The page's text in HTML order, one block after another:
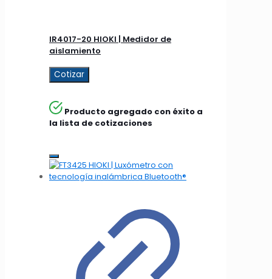
IR4017-20 HIOKI | Medidor de
aislamiento
Cotizar
Producto agregado con éxito a
la lista de cotizaciones